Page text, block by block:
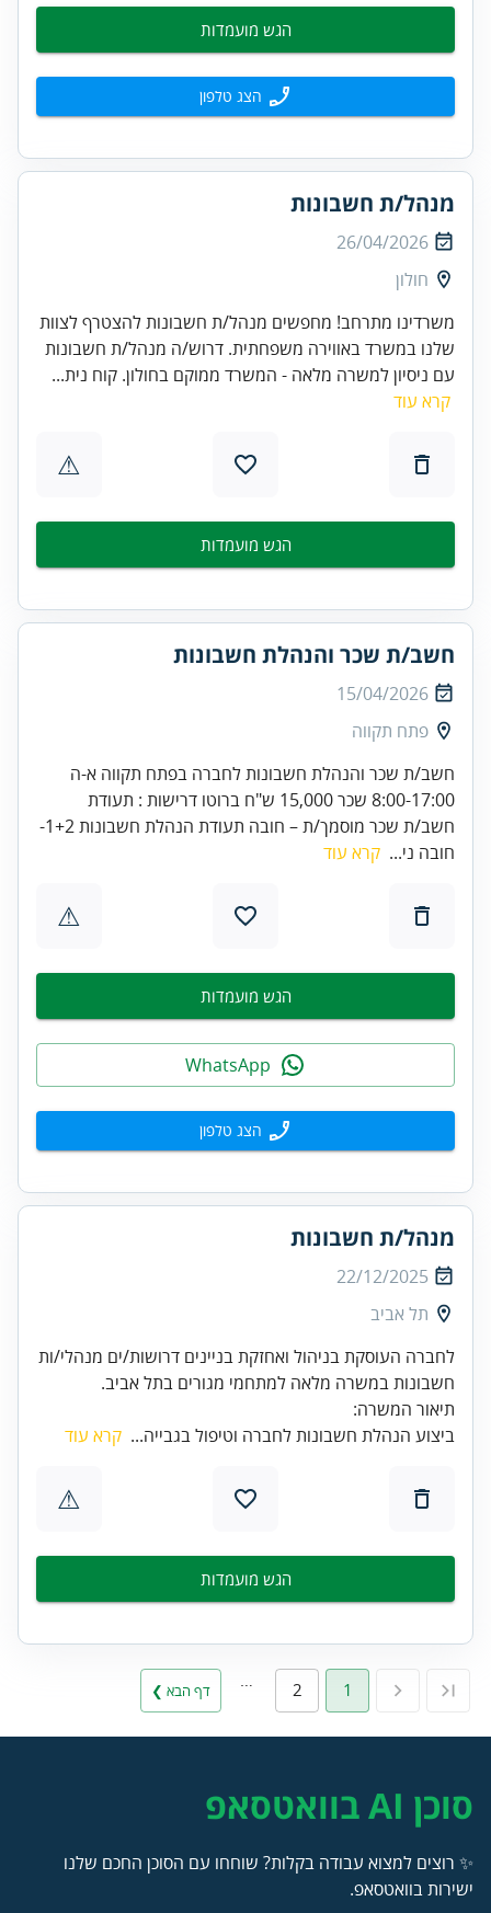
הגש מועמדות
הצג טלפון
מנהל/ת חשבונות
26/04/2026
חולון
משרדינו מתרחב! מחפשים מנהל/ת חשבונות להצטרף לצוות
שלנו במשרד באווירה משפחתית. דרוש/ה מנהל/ת חשבונות
עם ניסיון למשרה מלאה - המשרד ממוקם בחולון. קוח נית...
קרא עוד
⚠
הגש מועמדות
חשב/ת שכר והנהלת חשבונות
15/04/2026
פתח תקווה
חשב/ת שכר והנהלת חשבונות לחברה בפתח תקווה א-ה
8:00-17:00 שכר 15,000 ש"ח ברוטו דרישות : תעודת
חשב/ת שכר מוסמך/ת – חובה תעודת הנהלת חשבונות 1+2-
חובה ני... קרא עוד
⚠
הגש מועמדות
הצג טלפון
מנהל/ת חשבונות
22/12/2025
תל אביב
לחברה העוסקת בניהול ואחזקת בניינים דרושות/ים מנהלי/ות
תיאור המשרה:
ביצוע הנהלת חשבונות לחברה וטיפול בגבייה... קרא עוד
⚠
הגש מועמדות
1
2 דף הבא ❯
סוכן AI בוואטסאפ
✨ רוצים למצוא עבודה בקלות? שוחחו עם הסוכן החכם שלנו
ישירות בוואטסאפ.